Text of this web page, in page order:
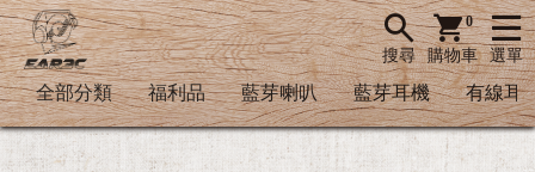
0
購物車
搜尋 選單
全部分類 福利品 藍芽喇叭 藍芽耳機 有線耳
近百